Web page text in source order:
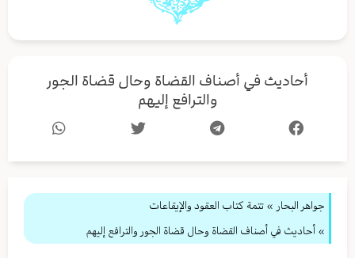
أحاديث في أصناف القضاة وحال قضاة الجور
والترافع إليهم
جواهر البحار » تتمة كتاب العقود والإيقاعات
» أحاديث في أصناف القضاة وحال قضاة الجور والترافع إليهم